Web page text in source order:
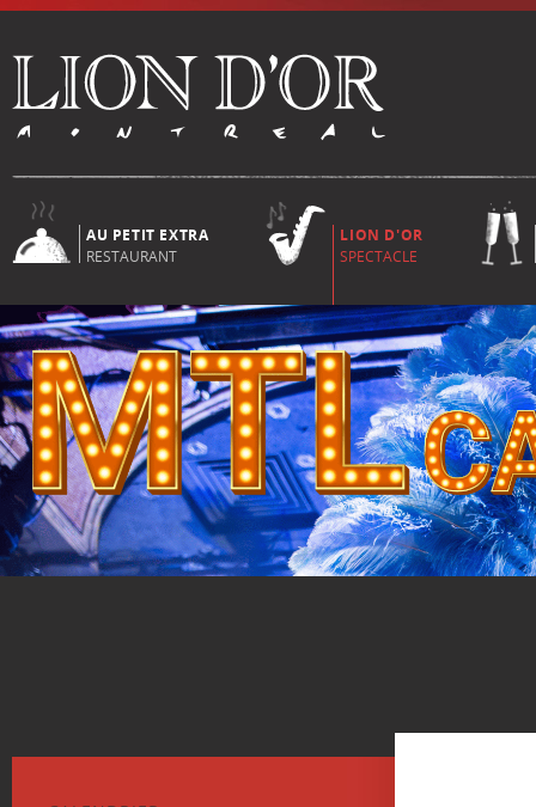
AU PETIT EXTRA
RESTAURANT
LION D'OR
SPECTACLE